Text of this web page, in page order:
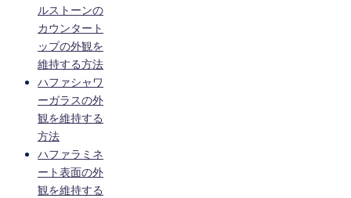
ルストーンの
カウンタート
ップの外観を
維持する方法
ハファシャワ
ーガラスの外
観を維持する
方法
ハファラミネ
ート表面の外
観を維持する